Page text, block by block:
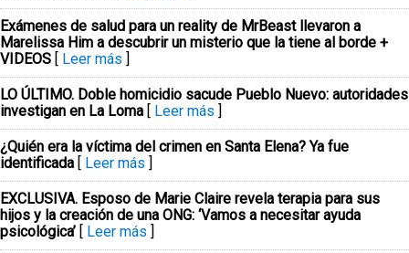
Exámenes de salud para un reality de MrBeast llevaron a
Marelissa Him a descubrir un misterio que la tiene al borde +
VIDEOS [ Leer más ]
LO ÚLTIMO. Doble homicidio sacude Pueblo Nuevo: autoridades
investigan en La Loma [ Leer más ]
¿Quién era la víctima del crimen en Santa Elena? Ya fue
identificada [ Leer más ]
EXCLUSIVA. Esposo de Marie Claire revela terapia para sus
hijos y la creación de una ONG: ‘Vamos a necesitar ayuda
psicológica’ [ Leer más ]